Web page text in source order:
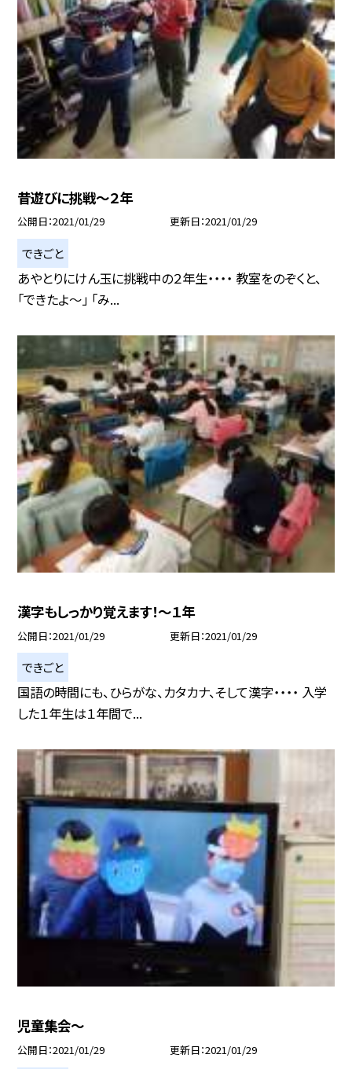
昔遊びに挑戦〜２年
公開日 2021/01/29 更新日 2021/01/29
できごと
あやとりにけん玉に挑戦中の２年生・・・・ 教室をのぞくと、
「できたよ〜」 「み...
漢字もしっかり覚えます！〜１年
公開日 2021/01/29 更新日 2021/01/29
できごと
国語の時間にも、ひらがな、カタカナ、そして漢字・・・・ 入学
した１年生は１年間で...
児童集会〜
公開日 2021/01/29 更新日 2021/01/29